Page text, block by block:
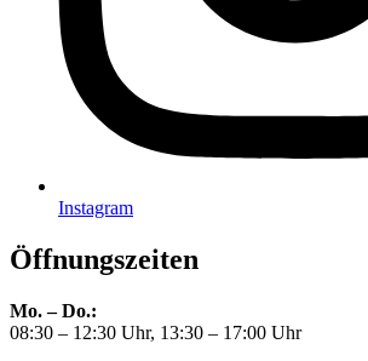
Instagram
Öffnungszeiten
Mo. – Do.:
08:30 – 12:30 Uhr, 13:30 – 17:00 Uhr